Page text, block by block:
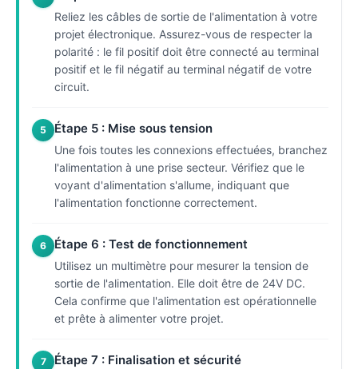
Reliez les câbles de sortie de l'alimentation à votre
projet électronique. Assurez-vous de respecter la
polarité : le fil positif doit être connecté au terminal
positif et le fil négatif au terminal négatif de votre
circuit.
5 Étape 5 : Mise sous tension
Une fois toutes les connexions effectuées, branchez
l'alimentation à une prise secteur. Vérifiez que le
voyant d'alimentation s'allume, indiquant que
l'alimentation fonctionne correctement.
6 Étape 6 : Test de fonctionnement
Utilisez un multimètre pour mesurer la tension de
sortie de l'alimentation. Elle doit être de 24V DC.
Cela confirme que l'alimentation est opérationnelle
et prête à alimenter votre projet.
7 Étape 7 : Finalisation et sécurité